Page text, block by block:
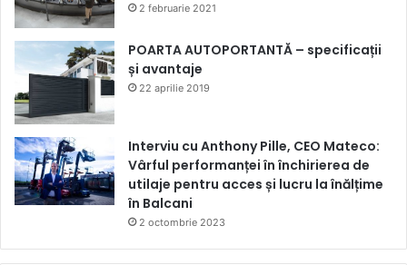
2 februarie 2021
POARTA AUTOPORTANTĂ – specificații
și avantaje
22 aprilie 2019
Interviu cu Anthony Pille, CEO Mateco:
Vârful performanței în închirierea de
utilaje pentru acces și lucru la înălțime
în Balcani
2 octombrie 2023